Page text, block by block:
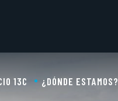
13C ¿DÓNDE ESTAMOS?